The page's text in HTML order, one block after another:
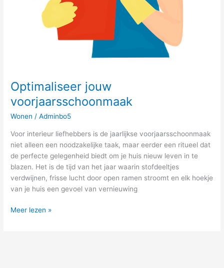
Optimaliseer jouw
voorjaarsschoonmaak
Wonen /Adminbo5
Voor interieur liefhebbers is de jaarlijkse voorjaarsschoonmaak
niet alleen een noodzakelijke taak, maar eerder een ritueel dat
de perfecte gelegenheid biedt om je huis nieuw leven in te
blazen. Het is de tijd van het jaar waarin stofdeeltjes
verdwijnen, frisse lucht door open ramen stroomt en elk hoekje
van je huis een gevoel van vernieuwing
Meer lezen »